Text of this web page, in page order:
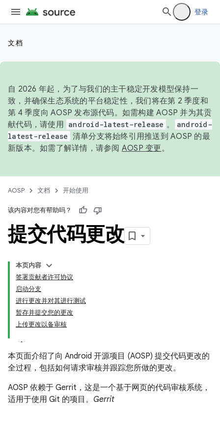
登录
文档
自 2026 年起，为了与我们的主干稳定开发模型保持一
致，并确保生态系统的平台稳定性，我们将在第 2 季度和
第 4 季度向 AOSP 发布源代码。如需构建 AOSP 并为其贡
献代码，请使用 android-latest-release 。
android-
latest-release 清单分支将始终引用推送到 AOSP 的最
新版本。如需了解详情，请参阅 AOSP 变更。
AOSP 文档 开始使用
该内容对您有帮助吗？
提交代码更改
本页内容
签署贡献者许可协议
启动分支
进行更改并对其进行测试
暂存并提交您的更改
上传更改以备审核
本页面介绍了向 Android 开源项目 (AOSP) 提交代码更改的
全过程，包括如何请求审核并跟踪您所做的更改。
AOSP 依赖于 Gerrit，这是一个基于网页的代码审核系统，
适用于使用 Git 的项目。 Gerrit